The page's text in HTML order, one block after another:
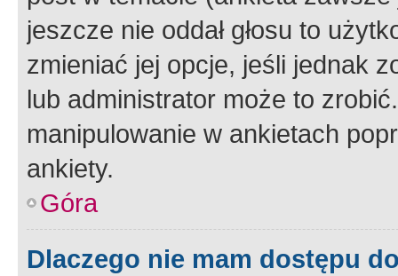
jeszcze nie oddał głosu to
zmieniać jej opcje, jeśli jednak
lub administrator może to
manipulowanie w ankietach
ankiety.
Góra
Dlaczego nie mam dostępu